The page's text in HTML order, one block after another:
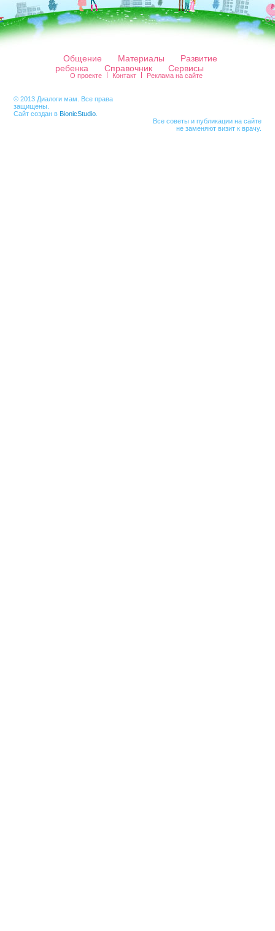
Общение Материалы
Развитие
ребенка
Справочник Сервисы
О проекте Контакт Реклама на сайте
© 2013 Диалоги мам. Все права
защищены.
Сайт создан в BionicStudio
Все советы и публикации на сайте
не заменяют визит к врачу.